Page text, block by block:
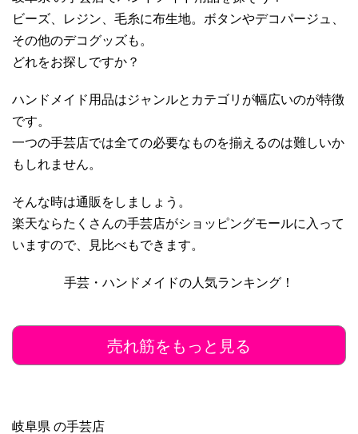
ビーズ、レジン、毛糸に布生地。ボタンやデコパージュ、
その他のデコグッズも。
どれをお探しですか？
ハンドメイド用品はジャンルとカテゴリが幅広いのが特徴
です。
一つの手芸店では全ての必要なものを揃えるのは難しいか
もしれません。
そんな時は通販をしましょう。
楽天ならたくさんの手芸店がショッピングモールに入って
いますので、見比べもできます。
手芸・ハンドメイドの人気ランキング！
売れ筋をもっと見る
岐阜県 の手芸店